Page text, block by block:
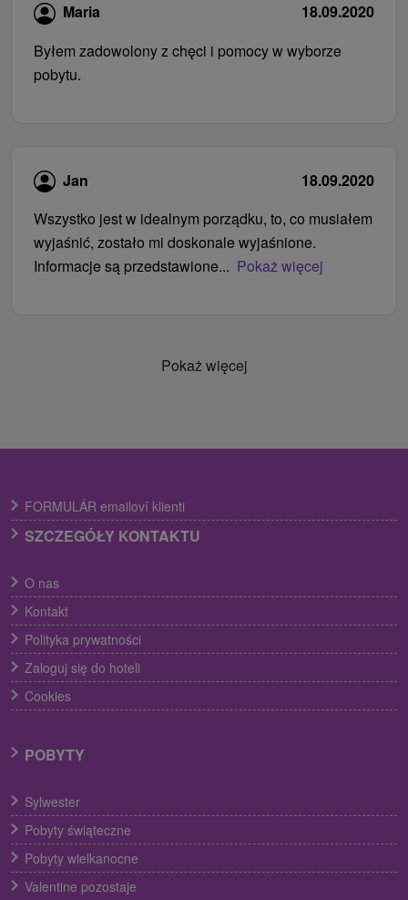
Maria
18.09.2020
Byłem zadowolony z chęci i pomocy w wyborze
pobytu.
Jan
18.09.2020
Wszystko jest w idealnym porządku, to, co musiałem
wyjaśnić, zostało mi doskonale wyjaśnione.
Informacje są przedstawione... Pokaż więcej
Pokaż więcej
FORMULÁR emailoví klienti
SZCZEGÓŁY KONTAKTU
O nas
Kontakt
Polityka prywatności
Zaloguj się do hoteli
Cookies
POBYTY
Sylwester
Pobyty świąteczne
Pobyty wielkanocne
Valentine pozostaje